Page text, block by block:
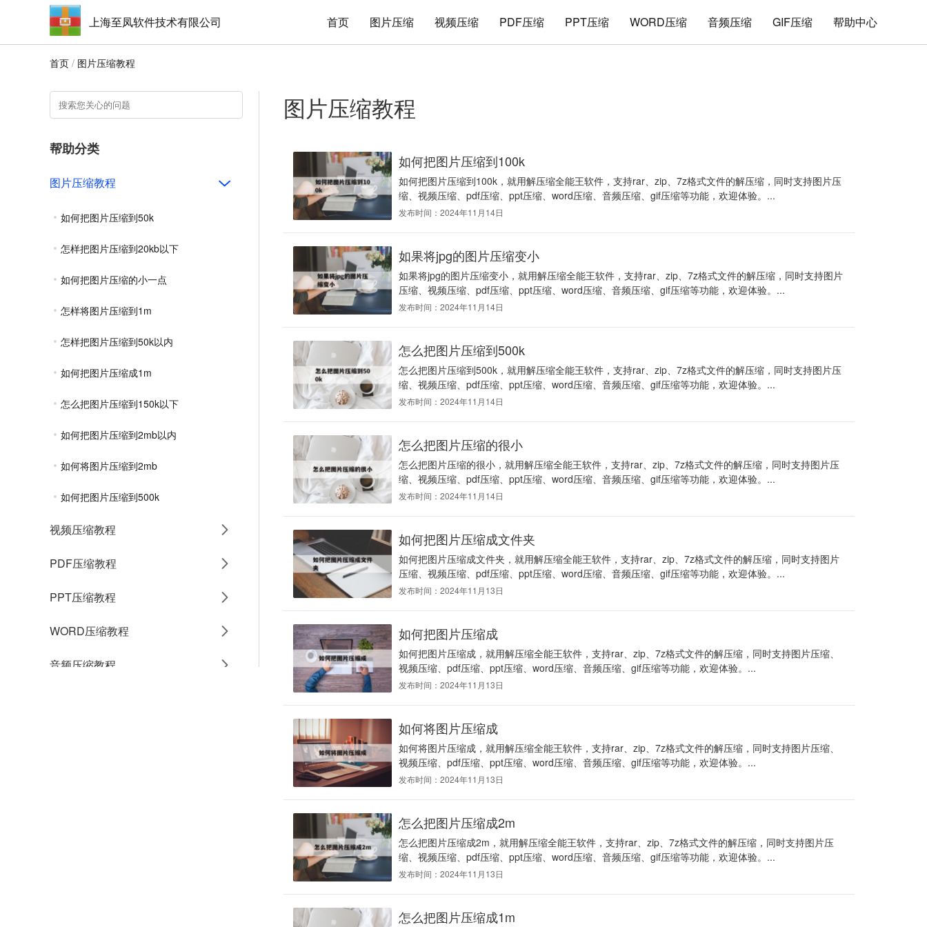
上海至凤软件技术有限公司 首页 图片压缩 视频压缩 PDF压缩 PPT压缩 WORD压缩 音频压缩 GIF压缩 帮助中心
首页 / 图片压缩教程
帮助分类
图片压缩教程
如何把图片压缩到50k
怎样把图片压缩到20kb以下
如何把图片压缩的小一点
怎样将图片压缩到1m
怎样把图片压缩到50k以内
如何把图片压缩成1m
怎么把图片压缩到150k以下
如何把图片压缩到2mb以内
如何将图片压缩到2mb
如何把图片压缩到500k
视频压缩教程
PDF压缩教程
PPT压缩教程
WORD压缩教程
音频压缩教程
图片压缩教程
如何把图片压缩到100k
如何把图片压缩到100k，就用解压缩全能王软件，支持rar、zip、7z格式文件的解压缩，同时支持图片压
缩、视频压缩、pdf压缩、ppt压缩、word压缩、音频压缩、gif压缩等功能，欢迎体验。...
发布时间：2024年11月14日
如果将jpg的图片压缩变小
如果将jpg的图片压缩变小，就用解压缩全能王软件，支持rar、zip、7z格式文件的解压缩，同时支持图片
压缩、视频压缩、pdf压缩、ppt压缩、word压缩、音频压缩、gif压缩等功能，欢迎体验。...
发布时间：2024年11月14日
怎么把图片压缩到500k
怎么把图片压缩到500k，就用解压缩全能王软件，支持rar、zip、7z格式文件的解压缩，同时支持图片压
缩、视频压缩、pdf压缩、ppt压缩、word压缩、音频压缩、gif压缩等功能，欢迎体验。...
发布时间：2024年11月14日
怎么把图片压缩的很小
怎么把图片压缩的很小，就用解压缩全能王软件，支持rar、zip、7z格式文件的解压缩，同时支持图片压
缩、视频压缩、pdf压缩、ppt压缩、word压缩、音频压缩、gif压缩等功能，欢迎体验。...
发布时间：2024年11月14日
如何把图片压缩成文件夹
如何把图片压缩成文件夹，就用解压缩全能王软件，支持rar、zip、7z格式文件的解压缩，同时支持图片
压缩、视频压缩、pdf压缩、ppt压缩、word压缩、音频压缩、gif压缩等功能，欢迎体验。...
发布时间：2024年11月13日
如何把图片压缩成
如何把图片压缩成，就用解压缩全能王软件，支持rar、zip、7z格式文件的解压缩，同时支持图片压缩、
视频压缩、pdf压缩、ppt压缩、word压缩、音频压缩、gif压缩等功能，欢迎体验。...
发布时间：2024年11月13日
如何将图片压缩成
如何将图片压缩成，就用解压缩全能王软件，支持rar、zip、7z格式文件的解压缩，同时支持图片压缩、
视频压缩、pdf压缩、ppt压缩、word压缩、音频压缩、gif压缩等功能，欢迎体验。...
发布时间：2024年11月13日
怎么把图片压缩成2m
怎么把图片压缩成2m，就用解压缩全能王软件，支持rar、zip、7z格式文件的解压缩，同时支持图片压
缩、视频压缩、pdf压缩、ppt压缩、word压缩、音频压缩、gif压缩等功能，欢迎体验。...
发布时间：2024年11月13日
怎么把图片压缩成1m